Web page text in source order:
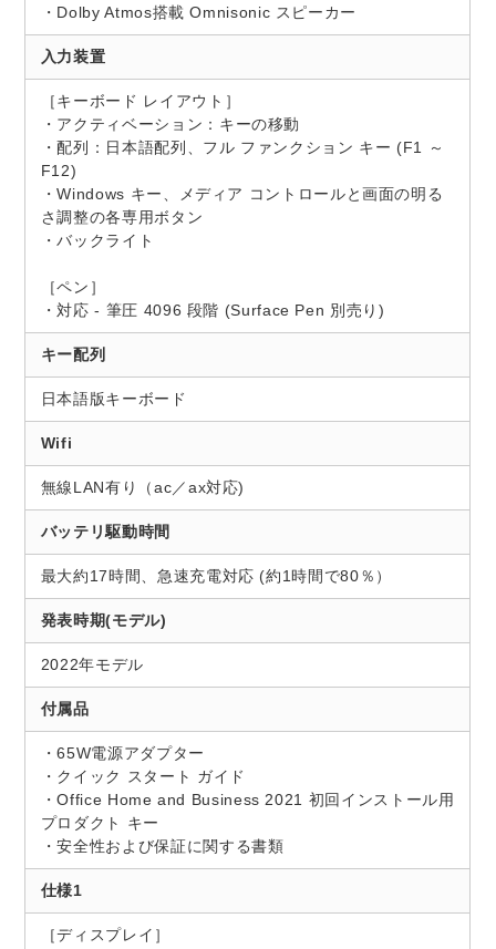
・Dolby Atmos搭載 Omnisonic スピーカー
入力装置
［キーボード レイアウト］
・アクティベーション：キーの移動
・配列：日本語配列、フル ファンクション キー (F1 ～
F12)
・Windows キー、メディア コントロールと画面の明る
さ調整の各専用ボタン
・バックライト
［ペン］
・対応 - 筆圧 4096 段階 (Surface Pen 別売り)
キー配列
日本語版キーボード
Wifi
無線LAN有り（ac／ax対応)
バッテリ駆動時間
最大約17時間、急速充電対応 (約1時間で80％）
発表時期(モデル)
2022年モデル
付属品
・65W電源アダプター
・クイック スタート ガイド
・Office Home and Business 2021 初回インストール用
プロダクト キー
・安全性および保証に関する書類
仕様1
［ディスプレイ］